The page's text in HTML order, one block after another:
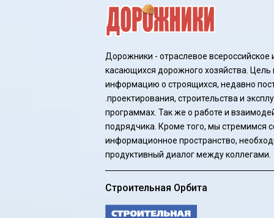
Дорожники - отраслевое всероссийское
касающихся дорожного хозяйства. Цель
информацию о строящихся, недавно
.проектирования, строительства и
программах. Так же о работе и
подрядчика. Кроме того, мы стремимся
информационное пространство,
продуктивный диалог между коллегами.
Строительная Орбита